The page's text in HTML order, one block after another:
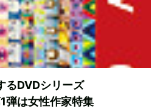
るDVDシリーズ
弾は女性作家特集